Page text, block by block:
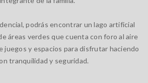
podrás encontrar un lago artificial
áreas verdes que cuenta con foro al aire
juegos y espacios para disfrutar haciendo
tranquilidad y seguridad.